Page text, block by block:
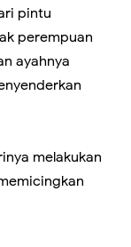
pintu
perempuan
ayahnya
melakukan